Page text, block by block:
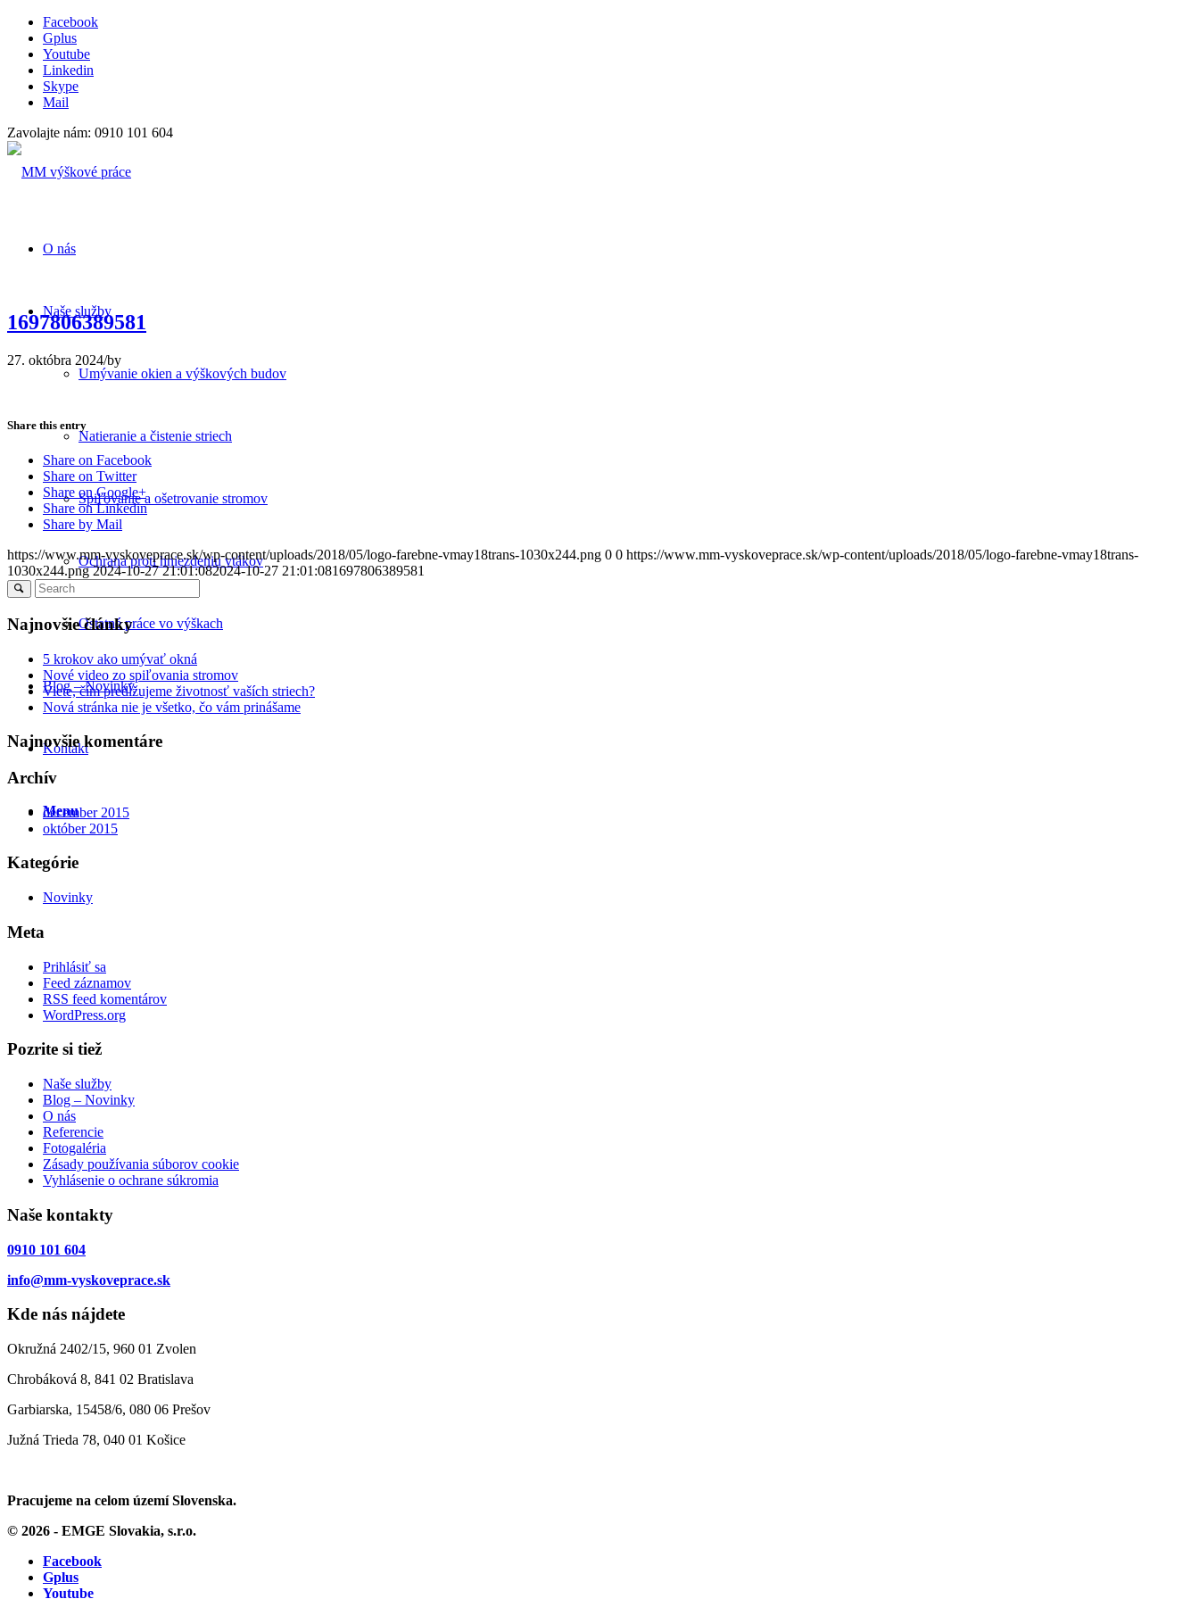
Facebook
Gplus
Youtube
Linkedin
Skype
Mail
Zavolajte nám: 0910 101 604
O nás
Naše služby
Umývanie okien a výškových budov
Natieranie a čistenie striech
Spiľovanie a ošetrovanie stromov
Ochrana proti hniezdeniu vtákov
Ostatné práce vo výškach
Blog – Novinky
Kontakt
Menu
1697806389581
27. októbra 2024/by
Share this entry
Share on Facebook
Share on Twitter
Share on Google+
Share on Linkedin
Share by Mail
https://www.mm-vyskoveprace.sk/wp-content/uploads/2018/05/logo-farebne-vmay18trans-1030x244.png 0 0 https://www.mm-vyskoveprace.sk/wp-content/uploads/2018/05/logo-farebne-vmay18trans-
1030x244.png 2024-10-27 21:01:082024-10-27 21:01:081697806389581
Najnovšie články
5 krokov ako umývať okná
Nové video zo spiľovania stromov
Viete, čím predĺžujeme životnosť vaších striech?
Nová stránka nie je všetko, čo vám prinášame
Najnovšie komentáre
Archív
december 2015
október 2015
Kategórie
Novinky
Meta
Prihlásiť sa
Feed záznamov
RSS feed komentárov
WordPress.org
Pozrite si tiež
Naše služby
Blog – Novinky
O nás
Referencie
Fotogaléria
Zásady používania súborov cookie
Vyhlásenie o ochrane súkromia
Naše kontakty
0910 101 604
info@mm-vyskoveprace.sk
Kde nás nájdete
Okružná 2402/15, 960 01 Zvolen
Chrobáková 8, 841 02 Bratislava
Garbiarska, 15458/6, 080 06 Prešov
Južná Trieda 78, 040 01 Košice
Pracujeme na celom území Slovenska.
© 2026 - EMGE Slovakia, s.r.o.
Facebook
Gplus
Youtube